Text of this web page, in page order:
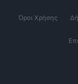
Όροι Χρήσης